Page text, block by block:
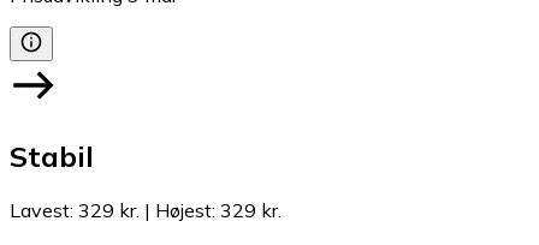
Stabil
Lavest: 329 kr. | Højest: 329 kr.